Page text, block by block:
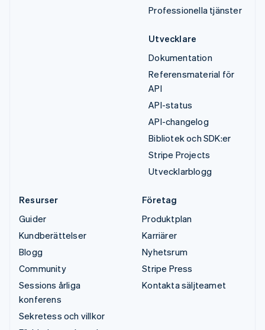
Professionella tjänster
Utvecklare
Dokumentation
Referensmaterial för
API
API-status
API-changelog
Bibliotek och SDK:er
Stripe Projects
Utvecklarblogg
Resurser
Guider
Kundberättelser
Blogg
Community
Sessions årliga
konferens
Sekretess och villkor
Företag
Produktplan
Karriärer
Nyhetsrum
Stripe Press
Kontakta säljteamet